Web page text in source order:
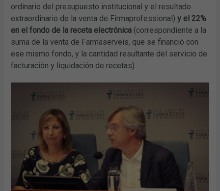
ordinario del presupuesto institucional y el resultado
extraordinario de la venta de Firmaprofessional) y el 22%
en el fondo de la receta electrónica (correspondiente a la
suma de la venta de Farmaserveis, que se financió con
ese mismo fondo, y la cantidad resultante del servicio de
facturación y liquidación de recetas).